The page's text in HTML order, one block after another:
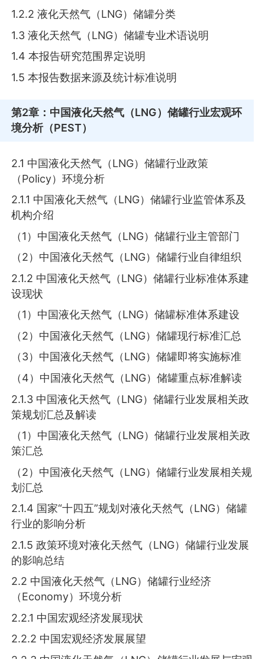
1.2.2 液化天然气（LNG）储罐分类
1.3 液化天然气（LNG）储罐专业术语说明
1.4 本报告研究范围界定说明
1.5 本报告数据来源及统计标准说明
第2章 ：中国液化天然气（LNG）储罐行业宏观环
境分析（PEST）
2.1 中国液化天然气（LNG）储罐行业政策
（Policy）环境分析
2.1.1 中国液化天然气（LNG）储罐行业监管体系及
机构介绍
（1）中国液化天然气（LNG）储罐行业主管部门
（2）中国液化天然气（LNG）储罐行业自律组织
2.1.2 中国液化天然气（LNG）储罐行业标准体系建
设现状
（1）中国液化天然气（LNG）储罐标准体系建设
（2）中国液化天然气（LNG）储罐现行标准汇总
（3）中国液化天然气（LNG）储罐即将实施标准
（4）中国液化天然气（LNG）储罐重点标准解读
2.1.3 中国液化天然气（LNG）储罐行业发展相关政
策规划汇总及解读
（1）中国液化天然气（LNG）储罐行业发展相关政
策汇总
（2）中国液化天然气（LNG）储罐行业发展相关规
划汇总
2.1.4 国家“十四五”规划对液化天然气（LNG）储罐
行业的影响分析
2.1.5 政策环境对液化天然气（LNG）储罐行业发展
的影响总结
2.2 中国液化天然气（LNG）储罐行业经济
（Economy）环境分析
2.2.1 中国宏观经济发展现状
2.2.2 中国宏观经济发展展望